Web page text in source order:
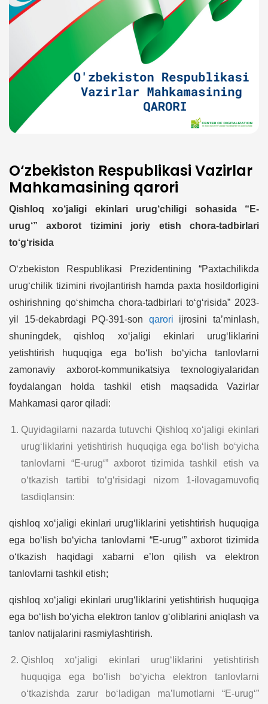
O‘zbekiston Respublikasi Vazirlar
Mahkamasining qarori
Qishloq xo‘jaligi ekinlari urug‘chiligi sohasida “E-
urug‘” axborot tizimini joriy etish chora-tadbirlari
to‘g‘risida
O‘zbekiston Respublikasi Prezidentining “Paxtachilikda
urug‘chilik tizimini rivojlantirish hamda paxta hosildorligini
oshirishning qo‘shimcha chora-tadbirlari to‘g‘risida” 2023-
yil 15-dekabrdagi PQ-391-son qarori ijrosini ta’minlash,
shuningdek, qishloq xo‘jaligi ekinlari urug‘liklarini
yetishtirish huquqiga ega bo‘lish bo‘yicha tanlovlarni
zamonaviy axborot-kommunikatsiya texnologiyalaridan
foydalangan holda tashkil etish maqsadida Vazirlar
Mahkamasi qaror qiladi:
Quyidagilarni nazarda tutuvchi Qishloq xo‘jaligi ekinlari
urug‘liklarini yetishtirish huquqiga ega bo‘lish bo‘yicha
tanlovlarni “E-urug‘” axborot tizimida tashkil etish va
o‘tkazish tartibi to‘g‘risidagi nizom 1-ilovagamuvofiq
tasdiqlansin:
qishloq xo‘jaligi ekinlari urug‘liklarini yetishtirish huquqiga
ega bo‘lish bo‘yicha tanlovlarni “E-urug‘” axborot tizimida
o‘tkazish haqidagi xabarni e’lon qilish va elektron
tanlovlarni tashkil etish;
qishloq xo‘jaligi ekinlari urug‘liklarini yetishtirish huquqiga
ega bo‘lish bo‘yicha elektron tanlov g‘oliblarini aniqlash va
tanlov natijalarini rasmiylashtirish.
Qishloq xo‘jaligi ekinlari urug‘liklarini yetishtirish
huquqiga ega bo‘lish bo‘yicha elektron tanlovlarni
o‘tkazishda zarur bo‘ladigan ma’lumotlarni “E-urug‘”